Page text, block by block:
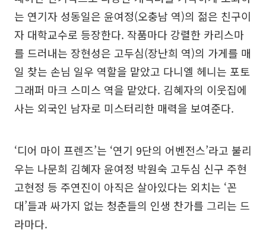
는 연기자 성동일은 윤여정(오충남 역)의 젊은 친구이
자 대학교수로 등장한다. 작품마다 강렬한 카리스마
를 드러내는 장현성은 고두심(장난희 역)의 가게를 매
일 찾는 손님 일우 역할을 맡았고 다니엘 헤니는 포토
그래퍼 마크 스미스 역을 맡았다. 김혜자의 이웃집에
사는 외국인 남자로 미스터리한 매력을 보여준다.
‘디어 마이 프렌즈’는 ‘연기 9단의 어벤전스’라고 불리
우는 나문희 김혜자 윤여정 박원숙 고두심 신구 주현
고현정 등 주연진이 아직은 살아있다는 외치는 ‘꼰
대’들과 싸가지 없는 청춘들의 인생 찬가를 그리는 드
라마다.